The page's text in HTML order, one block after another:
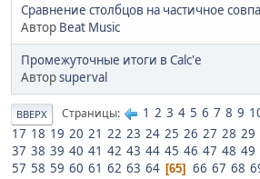
Сравнение столбцов на частичное
Автор Beat Music
Промежуточные итоги в Calc'е
Авторsuperval
ВВЕРХ Страницы 1 2 3 4 5 6 7 8 9
17 18 19 20 21 22 23 24 25 26 27 28 29
37 38 39 40 41 42 43 44 45 46 47 48 49
57 58 59 60 61 62 63 64 65 66 67 68